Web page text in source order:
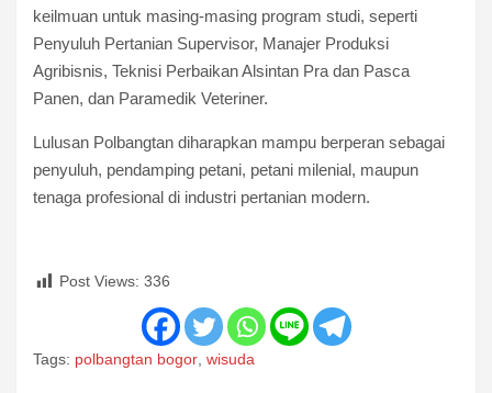
keilmuan untuk masing-masing program studi, seperti
Penyuluh Pertanian Supervisor, Manajer Produksi
Agribisnis, Teknisi Perbaikan Alsintan Pra dan Pasca
Panen, dan Paramedik Veteriner.
Lulusan Polbangtan diharapkan mampu berperan sebagai
penyuluh, pendamping petani, petani milenial, maupun
tenaga profesional di industri pertanian modern.
Post Views: 336
Tags: polbangtan bogor wisuda